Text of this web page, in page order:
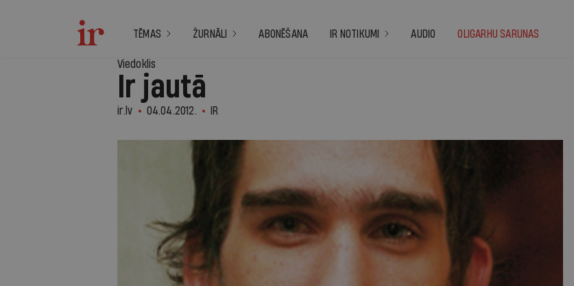
TĒMAS ŽURNĀLI ABONĒŠANA IR NOTIKUMI AUDIO OLIGARHU SARUNAS
Viedoklis
Ir jautā
ir.lv 04.04.2012. IR